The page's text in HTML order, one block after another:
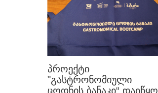
ᲞᲠᲝᲔᲥᲢᲘ
"ᲒᲐᲡᲢᲠᲝᲜᲝᲛᲘᲣᲚᲘ
ᲪᲝᲓᲜᲘᲡ ᲑᲐᲜᲐᲙᲘ“ ᲓᲐᲘᲬᲧᲝ